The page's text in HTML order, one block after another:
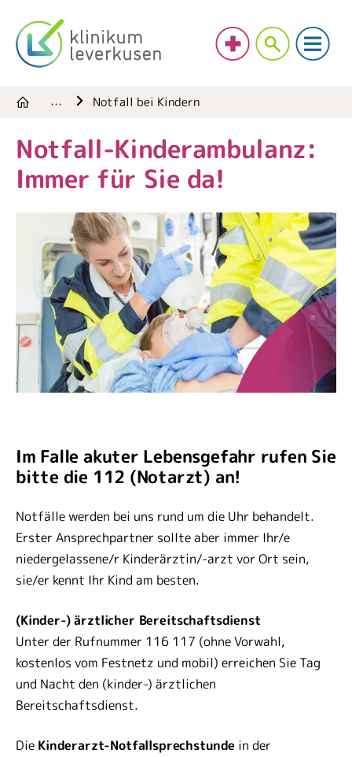
… Notfall bei Kindern
Notfall-Kinderambulanz:
Immer für Sie da!
Im Falle akuter Lebensgefahr rufen Sie
bitte die 112 (Notarzt) an!
Notfälle werden bei uns rund um die Uhr behandelt.
Erster Ansprechpartner sollte aber immer Ihr/e
niedergelassene/r Kinderärztin/-arzt vor Ort sein,
sie/er kennt Ihr Kind am besten.
(Kinder-) ärztlicher Bereitschaftsdienst
Unter der Rufnummer 116 117 (ohne Vorwahl,
kostenlos vom Festnetz und mobil) erreichen Sie Tag
und Nacht den (kinder-) ärztlichen
Bereitschaftsdienst.
Die Kinderarzt-Notfallsprechstunde in der